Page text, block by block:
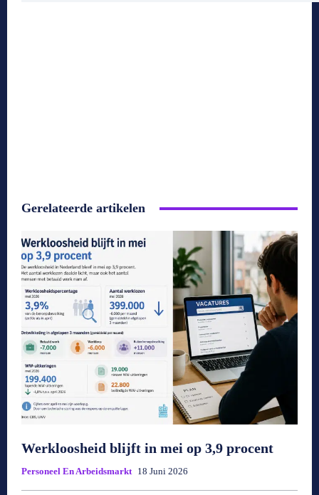
Gerelateerde artikelen
Werkloosheid blijft in mei op 3,9 procent
Personeel En Arbeidsmarkt 18 Juni 2026